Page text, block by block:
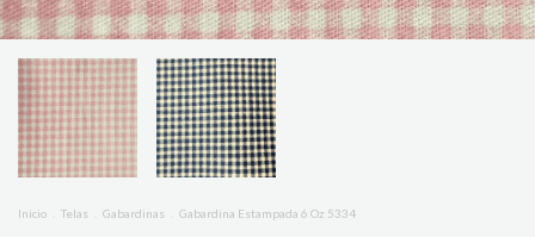
Inicio Telas Gabardinas Gabardina Estampada 6 Oz 5334